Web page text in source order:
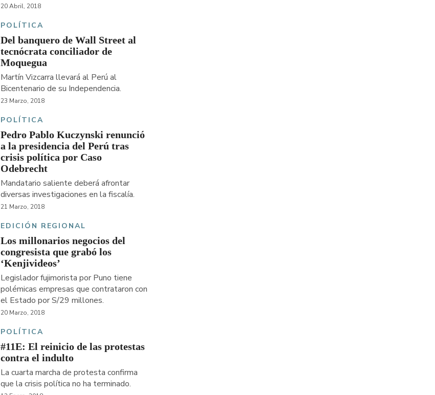
20 Abril, 2018
POLÍTICA
Del banquero de Wall Street al
tecnócrata conciliador de
Moquegua
Martín Vizcarra llevará al Perú al
Bicentenario de su Independencia.
23 Marzo, 2018
POLÍTICA
Pedro Pablo Kuczynski renunció
a la presidencia del Perú tras
crisis política por Caso
Odebrecht
Mandatario saliente deberá afrontar
diversas investigaciones en la fiscalía.
21 Marzo, 2018
EDICIÓN REGIONAL
Los millonarios negocios del
congresista que grabó los
‘Kenjivideos’
Legislador fujimorista por Puno tiene
polémicas empresas que contrataron con
el Estado por S/29 millones.
20 Marzo, 2018
POLÍTICA
#11E: El reinicio de las protestas
contra el indulto
La cuarta marcha de protesta confirma
que la crisis política no ha terminado.